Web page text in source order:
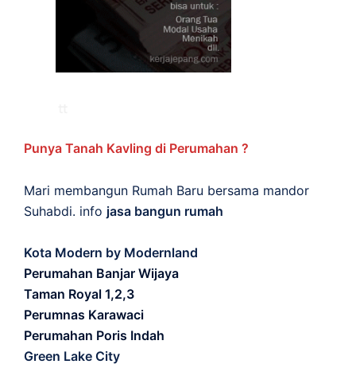
Punya Tanah Kavling di Perumahan ?
Mari membangun Rumah Baru bersama mandor
Suhabdi. info jasa bangun rumah
Kota Modern by Modernland
Perumahan Banjar Wijaya
Taman Royal 1,2,3
Perumnas Karawaci
Perumahan Poris Indah
Green Lake City